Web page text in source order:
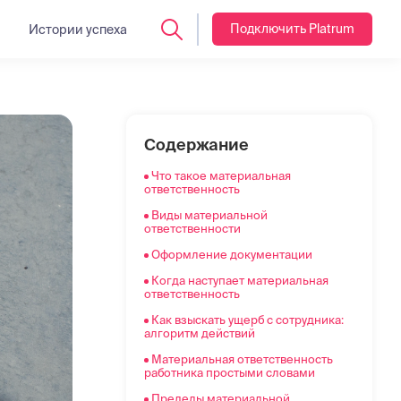
Истории успеха Подключить Platrum
Содержание
Что такое материальная
ответственность
Виды материальной
ответственности
Оформление документации
Когда наступает материальная
ответственность
Как взыскать ущерб с сотрудника:
алгоритм действий
Материальная ответственность
работника простыми словами
Что такое материальная
ответственность
Виды материальной
ответственности
Оформление документации
ответственность
Как взыскать ущерб с сотрудника:
алгоритм действий
Материальная ответственность
работника простыми словами
Пределы материальной
ответственности